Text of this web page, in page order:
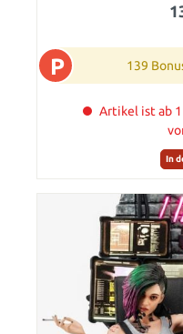
P 139
Artikel ist ab
In